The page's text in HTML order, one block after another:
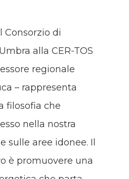
Consorzio di
alla CER-TOS
regionale
– rappresenta
filosofia che
nella nostra
sulle aree idonee. Il
è promuovere una